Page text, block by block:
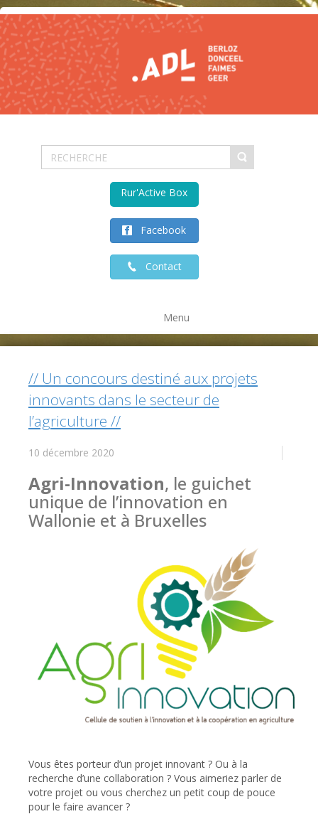
Facebook
Contact
Rur'Active Box
Menu
// Un concours destiné aux projets
innovants dans le secteur de
l’agriculture //
10 décembre 2020
Agri-Innovation, le guichet
unique de l’innovation en
Wallonie et à Bruxelles
Vous êtes porteur d’un projet innovant ? Ou à la
recherche d’une collaboration ? Vous aimeriez parler de
votre projet ou vous cherchez un petit coup de pouce
pour le faire avancer ?